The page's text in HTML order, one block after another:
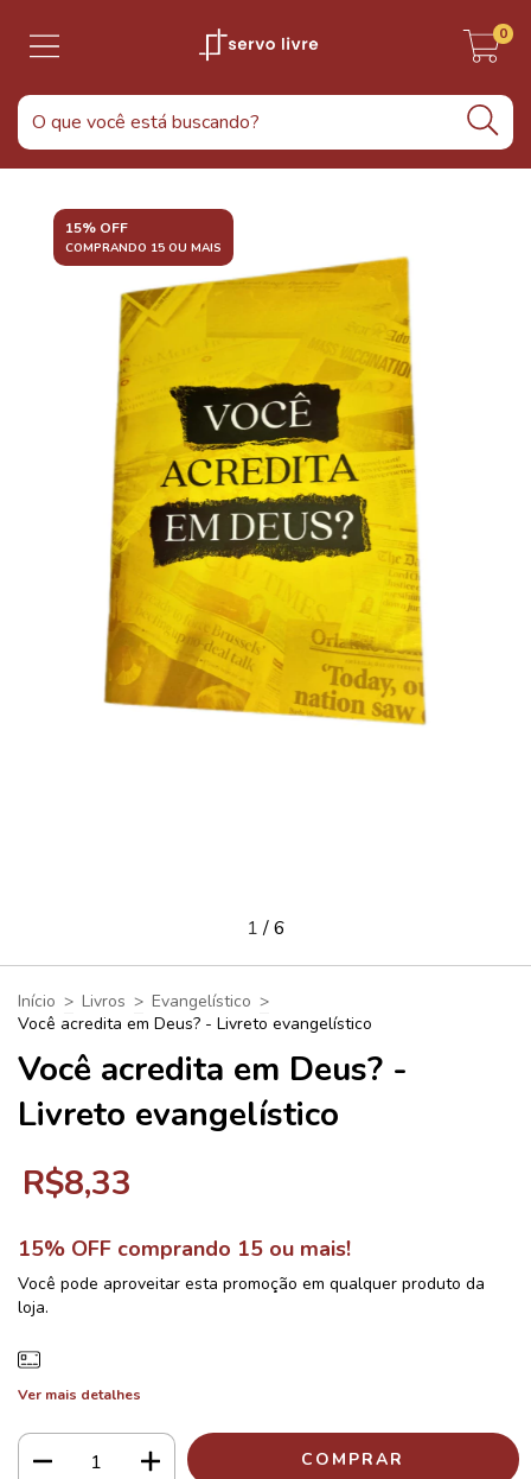
0
15% OFF
COMPRANDO 15 OU MAIS
1/6
Início > Livros > Evangelístico >
Você acredita em Deus? - Livreto evangelístico
Você acredita em Deus? -
Livreto evangelístico
R$8,33
15% OFF comprando 15 ou mais!
Você pode aproveitar esta promoção em qualquer produto da
loja.
Ver mais detalhes